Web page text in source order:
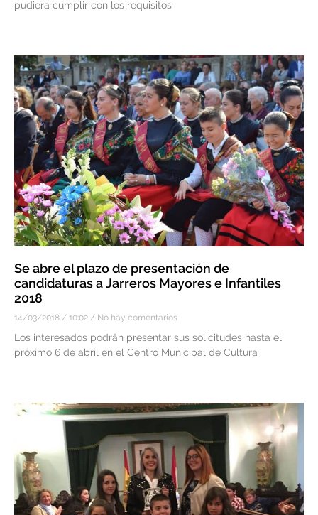
pudiera cumplir con los requisitos
Se abre el plazo de presentación de
candidaturas a Jarreros Mayores e Infantiles
2018
14/03/2018 10:02 No hay comentarios
Los interesados podrán presentar sus solicitudes hasta el
próximo 6 de abril en el Centro Municipal de Cultura